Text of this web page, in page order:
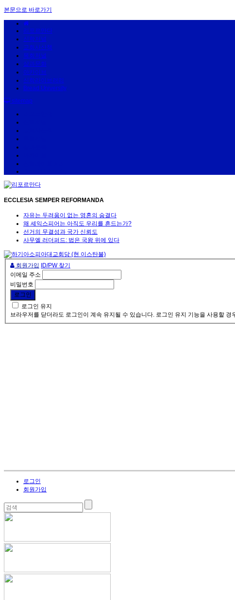
본문으로 바로가기
리포르만다
신학저널
교회사산책
목회저널
삶과문화
아카이브
신학라이브러리
Bread University
sitemap
ECCLESIA SEMPER REFORMANDA
자유는 두려움이 없는 영혼의 숨결다
왜 셰익스피어는 아직도 우리를 흔드는가?
선거의 무결성과 국가 신뢰도
사무엘 러더퍼드: 법은 국왕 위에 있다
회원가입
ID/PW 찾기
이메일 주소
비밀번호
로그인 유지
브라우저를 닫더라도 로그인이 계속 유지될 수 있습니다. 로그인 유지 기능을 사용할
로그인
회원가입